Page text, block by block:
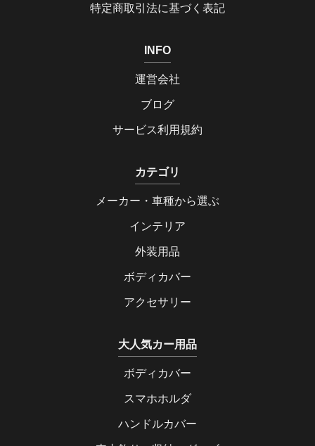
特定商取引法に基づく表記
INFO
運営会社
ブログ
サービス利用規約
カテゴリ
メーカー・車種から選ぶ
インテリア
外装用品
ボディカバー
アクセサリー
大人気カー用品
ボディカバー
スマホホルダ
ハンドルカバー